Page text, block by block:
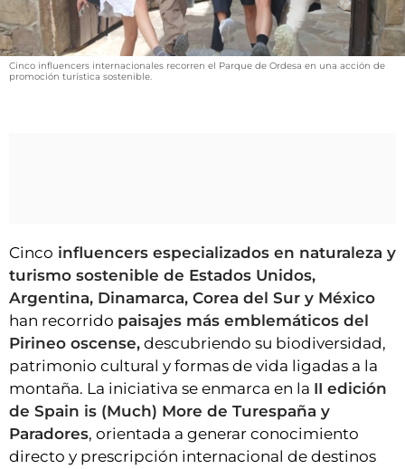
FIESTAS DE SAN LORENZO
AGENDA
INICIAR SESIÓN
Cinco influencers internacionales recorren el Parque de Ordesa en una acción de
promoción turística sostenible.
Cinco influencers especializados en naturaleza y
turismo sostenible de Estados Unidos,
Argentina, Dinamarca, Corea del Sur y México
han recorrido paisajes más emblemáticos del
Pirineo oscense, descubriendo su biodiversidad,
patrimonio cultural y formas de vida ligadas a la
montaña. La iniciativa se enmarca en la II edición
de Spain is (Much) More de Turespaña y
Paradores, orientada a generar conocimiento
directo y prescripción internacional de destinos